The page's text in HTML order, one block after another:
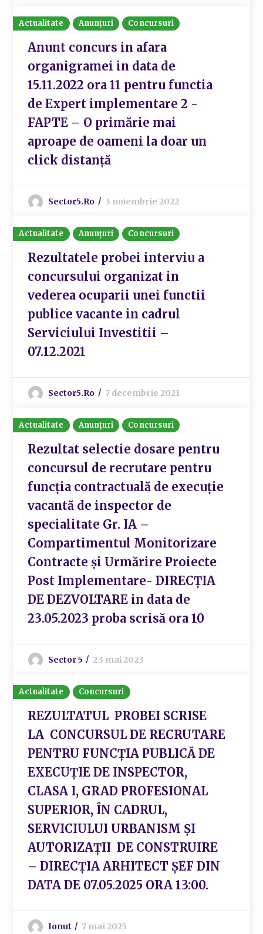
Actualitate Anunțuri Concursuri
Anunt concurs in afara
organigramei in data de
15.11.2022 ora 11 pentru functia
de Expert implementare 2 -
FAPTE – O primărie mai
aproape de oameni la doar un
click distanță
Sector5.ro 3 noiembrie 2022
Actualitate Anunțuri Concursuri
Rezultatele probei interviu a
concursului organizat in
vederea ocuparii unei functii
publice vacante in cadrul
Serviciului Investitii –
07.12.2021
Sector5.ro 7 decembrie 2021
Actualitate Anunțuri Concursuri
Rezultat selectie dosare pentru
concursul de recrutare pentru
funcţia contractuală de execuție
vacantă de inspector de
specialitate Gr. IA –
Compartimentul Monitorizare
Contracte și Urmărire Proiecte
Post Implementare- DIRECȚIA
DE DEZVOLTARE in data de
23.05.2023 proba scrisă ora 10
Sector 5 23 mai 2023
Actualitate Concursuri
REZULTATUL PROBEI SCRISE
LA CONCURSUL DE RECRUTARE
PENTRU FUNCȚIA PUBLICĂ DE
EXECUȚIE DE INSPECTOR,
CLASA I, GRAD PROFESIONAL
SUPERIOR, ÎN CADRUL,
SERVICIULUI URBANISM ȘI
AUTORIZAȚII DE CONSTRUIRE
– DIRECȚIA ARHITECT ȘEF DIN
DATA DE 07.05.2025 ORA 13:00.
Ionut 7 mai 2025